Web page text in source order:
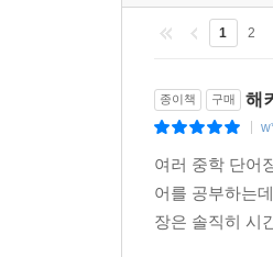
Day 10 School &
Day 11 Jobs 직업
Day 13 Office 사무실
Day 14
Day 15 Restaurants
Day 16 City &
Day 17 Health &
1 2
종이책 구매 해
여러 중학 단어
어를 공부하는
장은 솔직히 시